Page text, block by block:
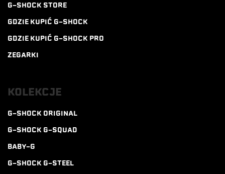
G-SHOCK STORE
GDZIE KUPIĆ G-SHOCK
GDZIE KUPIĆ G-SHOCK PRO
ZEGARKI
KOLEKCJE
G-SHOCK ORIGINAL
G-SHOCK G-SQUAD
BABY-G
G-SHOCK G-STEEL